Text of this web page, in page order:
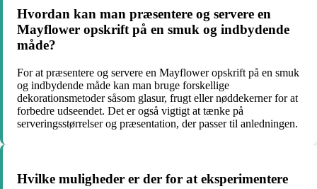
Hvordan kan man præsentere og servere en
Mayflower opskrift på en smuk og indbydende
måde?
For at præsentere og servere en Mayflower opskrift på en smuk
og indbydende måde kan man bruge forskellige
dekorationsmetoder såsom glasur, frugt eller nøddekerner for at
forbedre udseendet. Det er også vigtigt at tænke på
serveringsstørrelser og præsentation, der passer til anledningen.
Hvilke muligheder er der for at eksperimentere